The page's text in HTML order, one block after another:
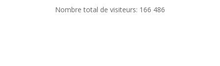
Nombre total de visiteurs: 166 486